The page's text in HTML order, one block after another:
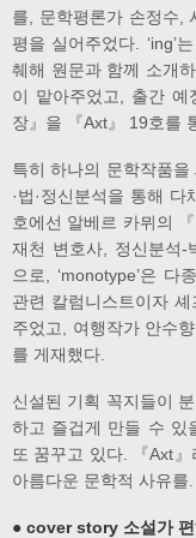
를, 문학평론가 손정수,
평을 실어주었다. ‘ing’
췌해 원문과 함께 소개
이 맡아주었고, 출간
장』을 『Axt』 19호를
특히 하나의 문학작품을
·법·정신분석을 통해
호에선 알베르 카뮈의
재천 변호사, 정신분석-
으로, ‘monotype’은 다
관련 칼럼니스트이자
주었고, 여행작가 안수
를 게재했다.
신설된 기획 꼭지들이
하고 즐겁게 만들 수 있
또 꿈꾸고 있다. 『Axt
아름다운 문학적 사유를.
● cover story 소설가 편